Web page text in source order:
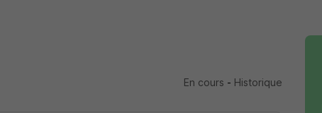
En cours - Historique